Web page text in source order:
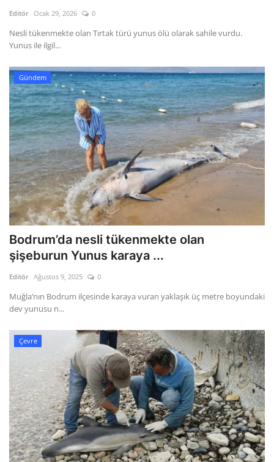
Sağlık
Ekonomi
Gündem
Dünya
Editör Ocak 29, 2026 0
Nesli tükenmekte olan Tırtak türü yunus ölü olarak sahile vurdu.
Yunus ile ilgil...
Gündem
Bodrum’da nesli tükenmekte olan
şişeburun Yunus karaya ...
Editör Ağustos 9, 2025 0
Muğla’nın Bodrum ilçesinde karaya vuran yaklaşık üç metre boyundaki
dev yunusu n...
Çevre